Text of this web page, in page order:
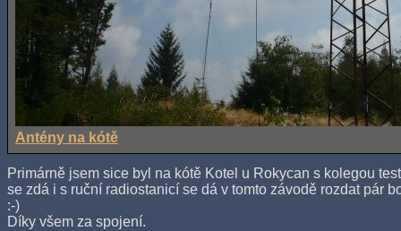
Antény na kótě
Primárně jsem sice byl na kótě Kotel u Rokycan s kolegou
se zdá i s ruční radiostanicí se dá v tomto závodě rozdat pár
:-)
Díky všem za spojení.